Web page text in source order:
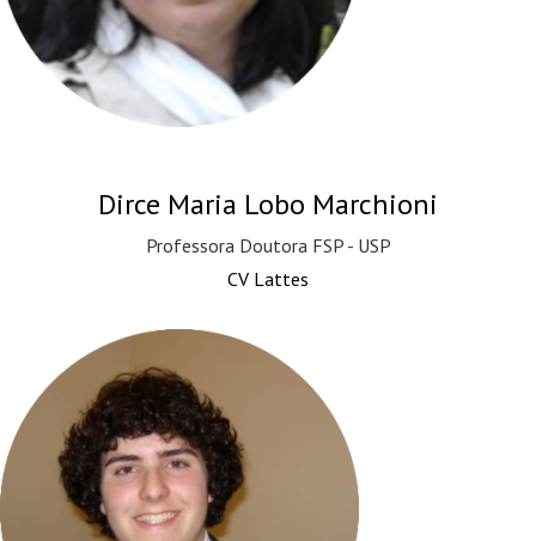
Dirce Maria Lobo Marchioni
Professora Doutora FSP - USP
CV Lattes